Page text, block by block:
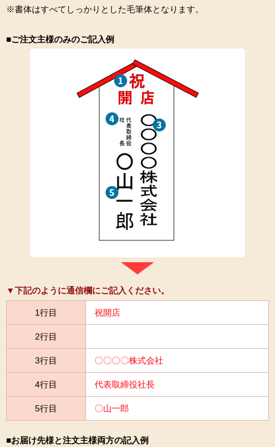
※書体はすべてしっかりとした毛筆体となります。
■ご注文主様のみのご記入例
▼下記のように通信欄にご記入ください。
1行目 祝開店
2行目
3行目 〇〇〇〇株式会社
4行目 代表取締役社長
5行目 〇山一郎
■お届け先様と注文主様両方の記入例